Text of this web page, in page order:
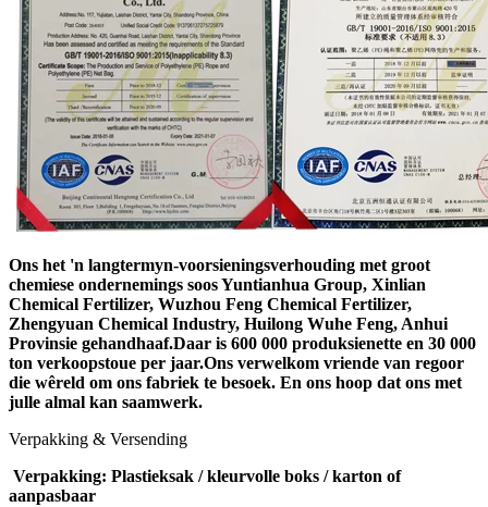
Ons het 'n langtermyn-voorsieningsverhouding met groot
chemiese ondernemings soos Yuntianhua Group, Xinlian
Chemical Fertilizer, Wuzhou Feng Chemical Fertilizer,
Zhengyuan Chemical Industry, Huilong Wuhe Feng, Anhui
Provinsie gehandhaaf.Daar is 600 000 produksienette en 30 000
ton verkoopstoue per jaar.Ons verwelkom vriende van regoor
die wêreld om ons fabriek te besoek. En ons hoop dat ons met
julle almal kan saamwerk.
Verpakking & Versending
Verpakking: Plastieksak / kleurvolle boks / karton of
aanpasbaar